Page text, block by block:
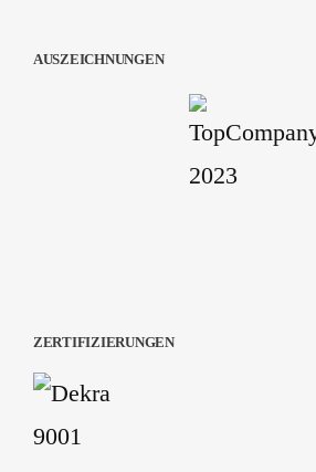
AUSZEICHNUNGEN
ZERTIFIZIERUNGEN